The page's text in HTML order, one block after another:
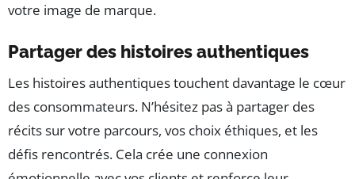
votre image de marque.
Partager des histoires authentiques
Les histoires authentiques touchent davantage le cœur
des consommateurs. N’hésitez pas à partager des
récits sur votre parcours, vos choix éthiques, et les
défis rencontrés. Cela crée une connexion